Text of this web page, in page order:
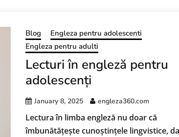
Blog
Engleza pentru adolescenti
Engleza pentru adulti
Lecturi în engleză pentru
adolescenți
January 8, 2025 engleza360.com
Lectura în limba engleză nu doar că
îmbunătățește cunoștințele lingvistice,